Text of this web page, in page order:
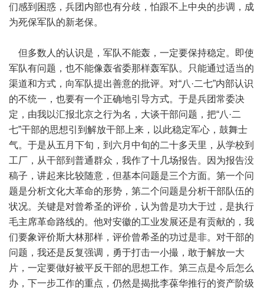
们感到困惑，兵团内部也有分歧，怕跟不上中央的步调，成
为死保军队的新老保。
但多数人的认识是，军队不能轰，一定要保持稳定。即使
军队有问题，也不能像轰省委那样轰军队。只能通过适当的
渠道和方式，向军队提出善意的批评。对“八·二七”内部认识
的不统一，也要有一个正确地引导方式。于是兵团常委决
定，由我以汇报北京之行为名，大谈干部问题，把“八·二
七”干部的思想引到解放干部上来，以此稳定军心，鼓舞士
气。于是从五月下旬，到六月中旬的二十多天里，从学校到
工厂，从干部到普通群众，我作了十几场报告。因为报告没
稿子，讲起来比较随意，但基本问题是三个方面。第一个问
题是分析文化大革命的形势，第二个问题是分析干部队伍的
状况。关键是对曾希圣的评价，认为曾是功大于过，是执行
毛主席革命路线的。他对安徽的工业发展还是有贡献的，我
们要象评价斯大林那样，评价曾希圣的功过是非。对干部的
问题，我还是反复强调，勇于打击一小撮，敢于解放一大
片，一定要做好被平反干部的思想工作。第三点是今后怎么
办，下一步工作的重点，仍然是揭批李葆华推行的资产阶级